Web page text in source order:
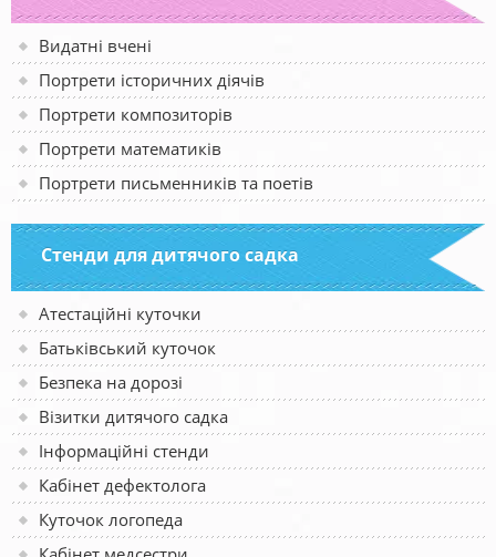
Видатні вчені
Портрети історичних діячів
Портрети композиторів
Портрети математиків
Портрети письменників та поетів
Стенди для дитячого садка
Атестаційні куточки
Батьківський куточок
Безпека на дорозі
Візитки дитячого садка
Інформаційні стенди
Кабінет дефектолога
Куточок логопеда